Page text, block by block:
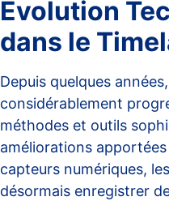
Évolution
dans le
Depuis quelques années,
considérablement
méthodes et outils
améliorations
capteurs numériques,
désormais enregistrer